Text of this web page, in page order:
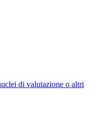
di valutazione o altri